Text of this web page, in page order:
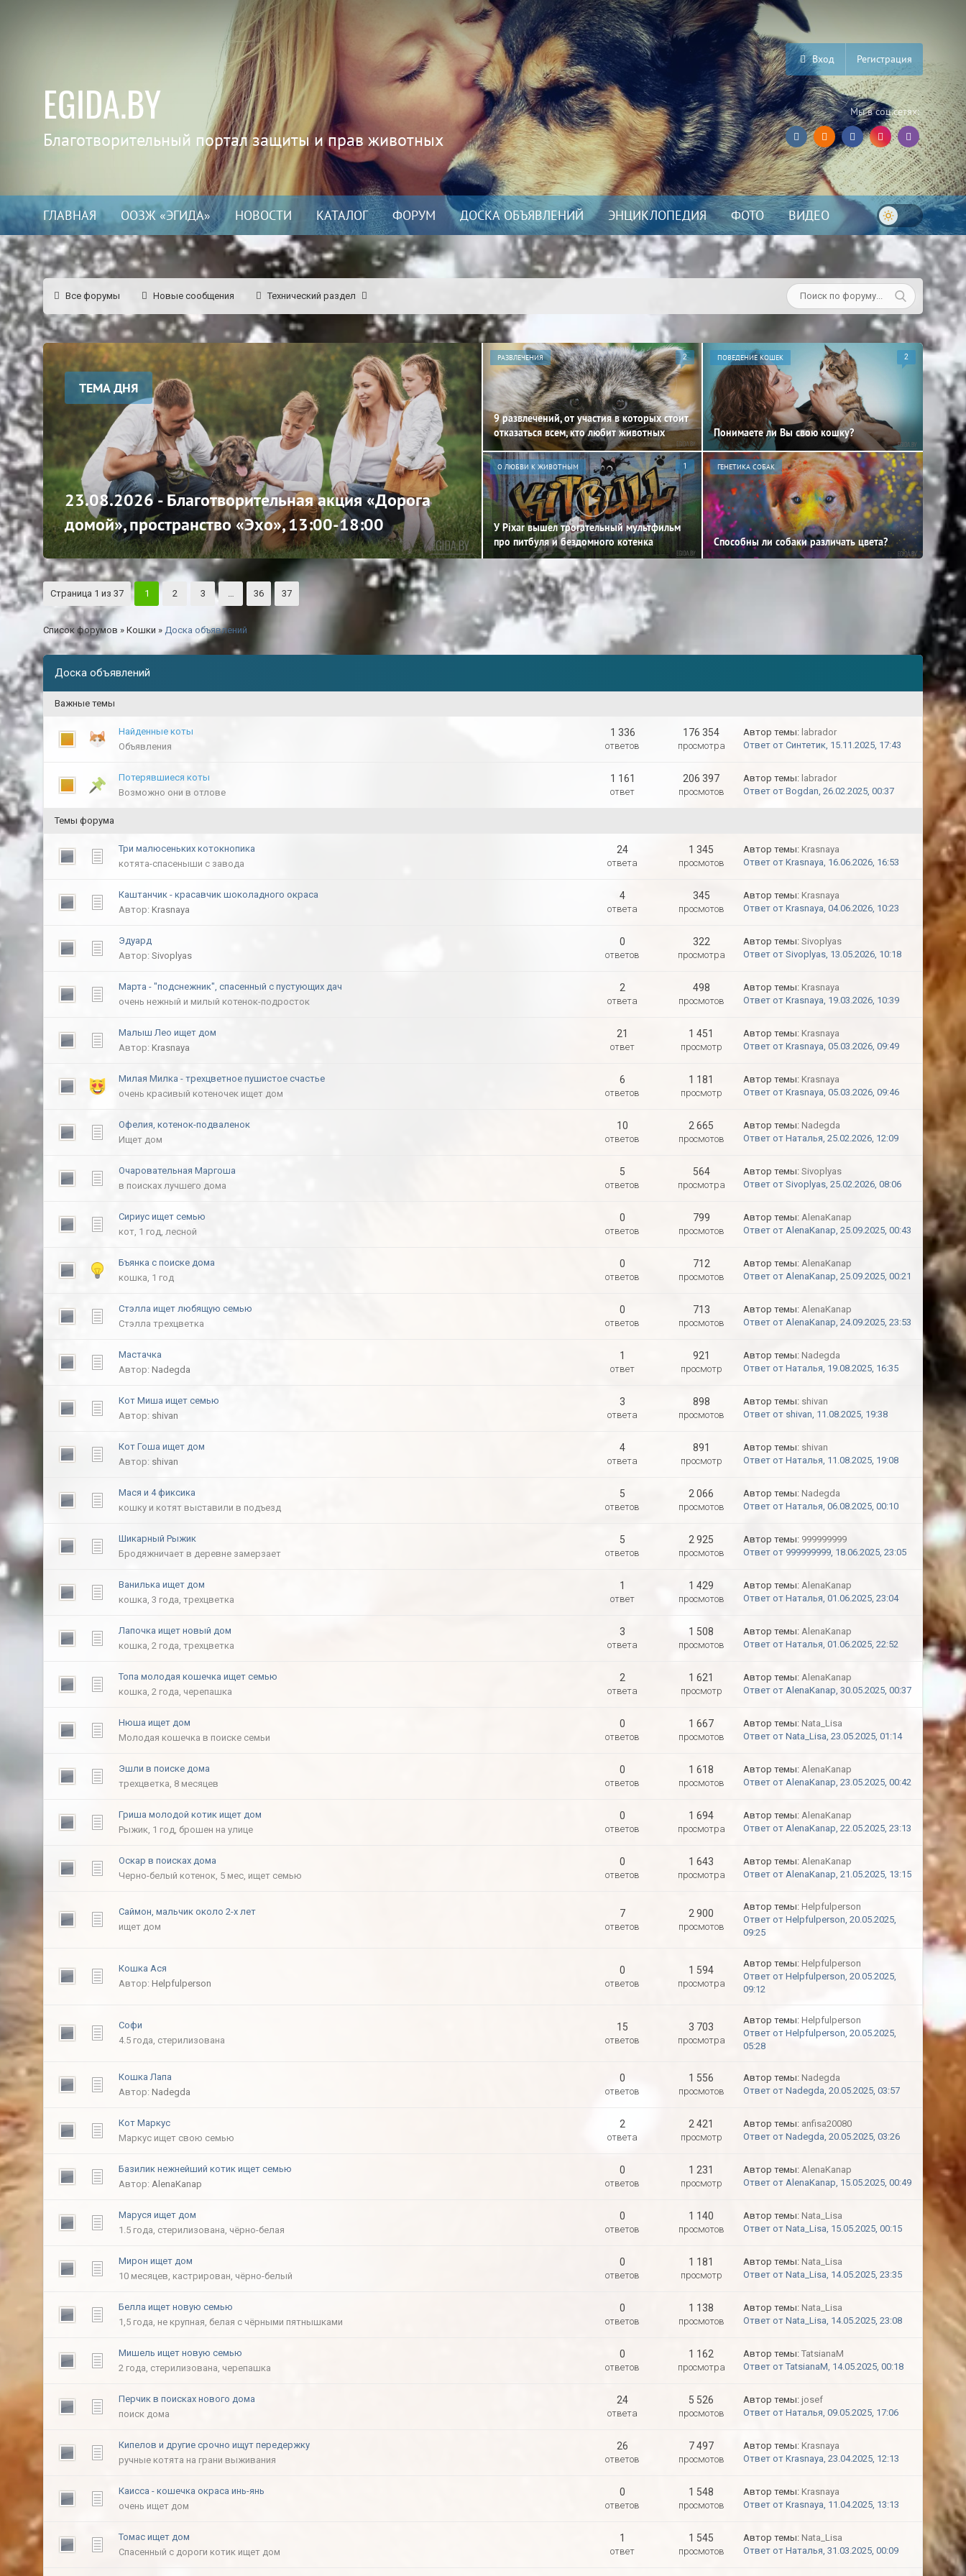
EGIDA.BY
Благотворительный портал защиты и прав животных
Вход Регистрация
Мы в соц.сетях:
ГЛАВНАЯ ООЗЖ «ЭГИДА» НОВОСТИ КАТАЛОГ ФОРУМ ДОСКА ОБЪЯВЛЕНИЙ ЭНЦИКЛОПЕДИЯ ФОТО ВИДЕО
Все форумы Новые сообщения Технический раздел
ТЕМА ДНЯ
23.08.2026 - Благотворительная акция «Дорога
домой», пространство «Эхо», 13:00-18:00
РАЗВЛЕЧЕНИЯ 2
9 развлечений, от участия в которых стоит
отказаться всем, кто любит животных
ПОВЕДЕНИЕ КОШЕК 2
Понимаете ли Вы свою кошку?
О ЛЮБВИ К ЖИВОТНЫМ 1
У Pixar вышел трогательный мультфильм
про питбуля и бездомного котенка
ГЕНЕТИКА СОБАК
Способны ли собаки различать цвета?
Страница 1 из 37 1 2 3 … 36 37
Список форумов » Кошки » Доска объявлений
Доска объявлений
Важные темы
Найденные коты
Объявления
1 336
ответов
176 354
просмотра
Автор темы: labrador
Ответ от Синтетик, 15.11.2025, 17:43
Потерявшиеся коты
Возможно они в отлове
1 161
ответ
206 397
просмотов
Автор темы: labrador
Ответ от Bogdan, 26.02.2025, 00:37
Темы форума
Три малюсеньких котокнопика
котята-спасеныши с завода
24
ответа
1 345
просмотов
Автор темы: Krasnaya
Ответ от Krasnaya, 16.06.2026, 16:53
Каштанчик - красавчик шоколадного окраса
Автор: Krasnaya
4
ответа
345
просмотов
Автор темы: Krasnaya
Ответ от Krasnaya, 04.06.2026, 10:23
Эдуард
Автор: Sivoplyas
0
ответов
322
просмотра
Автор темы: Sivoplyas
Ответ от Sivoplyas, 13.05.2026, 10:18
Марта - "подснежник", спасенный с пустующих дач
очень нежный и милый котенок-подросток
2
ответа
498
просмотов
Автор темы: Krasnaya
Ответ от Krasnaya, 19.03.2026, 10:39
Малыш Лео ищет дом
Автор: Krasnaya
21
ответ
1 451
просмотр
Автор темы: Krasnaya
Ответ от Krasnaya, 05.03.2026, 09:49
Милая Милка - трехцветное пушистое счастье
очень красивый котеночек ищет дом
6
ответов
1 181
просмотр
Автор темы: Krasnaya
Ответ от Krasnaya, 05.03.2026, 09:46
Офелия, котенок-подваленок
Ищет дом
10
ответов
2 665
просмотов
Автор темы: Nadegda
Ответ от Наталья, 25.02.2026, 12:09
Очаровательная Маргоша
в поисках лучшего дома
5
ответов
564
просмотра
Автор темы: Sivoplyas
Ответ от Sivoplyas, 25.02.2026, 08:06
Сириус ищет семью
кот, 1 год, лесной
0
ответов
799
просмотов
Автор темы: AlenaKanap
Ответ от AlenaKanap, 25.09.2025, 00:43
Бъянка с поиске дома
кошка, 1 год
0
ответов
712
просмотов
Автор темы: AlenaKanap
Ответ от AlenaKanap, 25.09.2025, 00:21
Стэлла ищет любящую семью
Стэлла трехцветка
0
ответов
713
просмотов
Автор темы: AlenaKanap
Ответ от AlenaKanap, 24.09.2025, 23:53
Мастачка
Автор: Nadegda
1
ответ
921
просмотр
Автор темы: Nadegda
Ответ от Наталья, 19.08.2025, 16:35
Кот Миша ищет семью
Автор: shivan
3
ответа
898
просмотов
Автор темы: shivan
Ответ от shivan, 11.08.2025, 19:38
Кот Гоша ищет дом
Автор: shivan
4
ответа
891
просмотр
Автор темы: shivan
Ответ от Наталья, 11.08.2025, 19:08
Мася и 4 фиксика
кошку и котят выставили в подъезд
5
ответов
2 066
просмотов
Автор темы: Nadegda
Ответ от Наталья, 06.08.2025, 00:10
Шикарный Рыжик
Бродяжничает в деревне замерзает
5
ответов
2 925
просмотов
Автор темы: 999999999
Ответ от 999999999, 18.06.2025, 23:05
Ванилька ищет дом
кошка, 3 года, трехцветка
1
ответ
1 429
просмотов
Автор темы: AlenaKanap
Ответ от Наталья, 01.06.2025, 23:04
Лапочка ищет новый дом
кошка, 2 года, трехцветка
3
ответа
1 508
просмотов
Автор темы: AlenaKanap
Ответ от Наталья, 01.06.2025, 22:52
Топа молодая кошечка ищет семью
кошка, 2 года, черепашка
2
ответа
1 621
просмотр
Автор темы: AlenaKanap
Ответ от AlenaKanap, 30.05.2025, 00:37
Нюша ищет дом
Молодая кошечка в поиске семьи
0
ответов
1 667
просмотов
Автор темы: Nata_Lisa
Ответ от Nata_Lisa, 23.05.2025, 01:14
Эшли в поиске дома
трехцветка, 8 месяцев
0
ответов
1 618
просмотов
Автор темы: AlenaKanap
Ответ от AlenaKanap, 23.05.2025, 00:42
Гриша молодой котик ищет дом
Рыжик, 1 год, брошен на улице
0
ответов
1 694
просмотра
Автор темы: AlenaKanap
Ответ от AlenaKanap, 22.05.2025, 23:13
Оскар в поисках дома
Черно-белый котенок, 5 мес, ищет семью
0
ответов
1 643
просмотра
Автор темы: AlenaKanap
Ответ от AlenaKanap, 21.05.2025, 13:15
Саймон, мальчик около 2-х лет
ищет дом
7
ответов
2 900
просмотов
Автор темы: Helpfulperson
Ответ от Helpfulperson, 20.05.2025,
09:25
Кошка Ася
Автор: Helpfulperson
0
ответов
1 594
просмотра
Автор темы: Helpfulperson
Ответ от Helpfulperson, 20.05.2025,
09:12
Софи
4.5 года, стерилизована
15
ответов
3 703
просмотра
Автор темы: Helpfulperson
Ответ от Helpfulperson, 20.05.2025,
05:28
Кошка Лапа
Автор: Nadegda
0
ответов
1 556
просмотов
Автор темы: Nadegda
Ответ от Nadegda, 20.05.2025, 03:57
Кот Маркус
Маркус ищет свою семью
2
ответа
2 421
просмотр
Автор темы: anfisa20080
Ответ от Nadegda, 20.05.2025, 03:26
Базилик нежнейший котик ищет семью
Автор: AlenaKanap
0
ответов
1 231
просмотр
Автор темы: AlenaKanap
Ответ от AlenaKanap, 15.05.2025, 00:49
Маруся ищет дом
1.5 года, стерилизована, чёрно-белая
0
ответов
1 140
просмотов
Автор темы: Nata_Lisa
Ответ от Nata_Lisa, 15.05.2025, 00:15
Мирон ищет дом
10 месяцев, кастрирован, чёрно-белый
0
ответов
1 181
просмотр
Автор темы: Nata_Lisa
Ответ от Nata_Lisa, 14.05.2025, 23:35
Белла ищет новую семью
1,5 года, не крупная, белая с чёрными пятнышками
0
ответов
1 138
просмотов
Автор темы: Nata_Lisa
Ответ от Nata_Lisa, 14.05.2025, 23:08
Мишель ищет новую семью
2 года, стерилизована, черепашка
0
ответов
1 162
просмотра
Автор темы: TatsianaM
Ответ от TatsianaM, 14.05.2025, 00:18
Перчик в поисках нового дома
поиск дома
24
ответа
5 526
просмотов
Автор темы: josef
Ответ от Наталья, 09.05.2025, 17:06
Кипелов и другие срочно ищут передержку
ручные котята на грани выживания
26
ответов
7 497
просмотов
Автор темы: Krasnaya
Ответ от Krasnaya, 23.04.2025, 12:13
Каисса - кошечка окраса инь-янь
очень ищет дом
0
ответов
1 548
просмотов
Автор темы: Krasnaya
Ответ от Krasnaya, 11.04.2025, 13:13
Томас ищет дом
Спасенный с дороги котик ищет дом
1
ответ
1 545
просмотов
Автор темы: Nata_Lisa
Ответ от Наталья, 31.03.2025, 00:09